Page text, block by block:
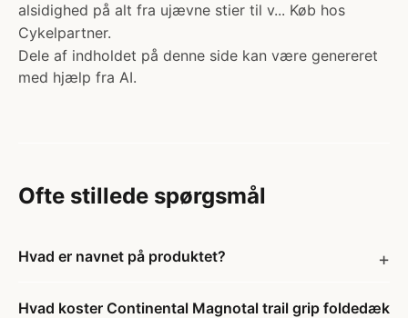
alsidighed på alt fra ujævne stier til v... Køb hos
Cykelpartner.
Dele af indholdet på denne side kan være genereret
med hjælp fra AI.
Ofte stillede spørgsmål
Hvad er navnet på produktet?
Hvad koster Continental Magnotal trail grip foldedæk